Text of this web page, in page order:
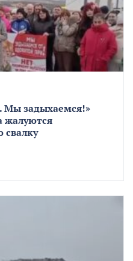
задыхаемся!»
жалуются
свалку